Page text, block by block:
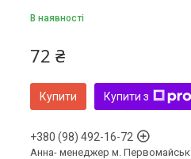
В наявності
72 ₴
Купити Купити з
+380 (98) 492-16-72
Анна- менеджер м. Первомайськ